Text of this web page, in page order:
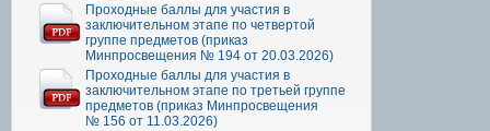
Проходные баллы для участия в
заключительном этапе по четвертой
группе предметов (приказ
Минпросвещения № 194 от 20.03.2026)
Проходные баллы для участия в
заключительном этапе по третьей группе
предметов (приказ Минпросвещения
№ 156 от 11.03.2026)